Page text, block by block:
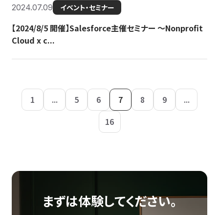
2024.07.09 イベント・セミナー
【2024/8/5 開催】Salesforce主催セミナー 〜Nonprofit
Cloud x c...
1 ... 5 6 7 8 9
...
16
まずは体験してください。